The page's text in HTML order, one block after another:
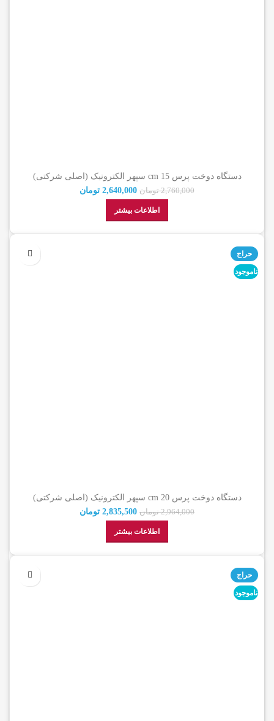
دستگاه دوخت پرس 15 cm سپهر الکترونیک (اصلی شرکتی)
2,760,000 تومان 2,640,000 تومان
اطلاعات بیشتر
حراج
ناموجود
دستگاه دوخت پرس 20 cm سپهر الکترونیک (اصلی شرکتی)
2,964,000 تومان 2,835,500 تومان
اطلاعات بیشتر
حراج
ناموجود